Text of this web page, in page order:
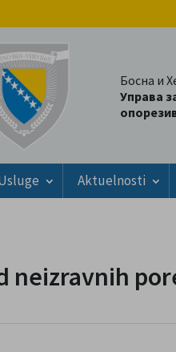
Босна и
Управа
Aktuelnosti
neizravnih